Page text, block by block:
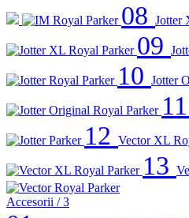
08 Jotter
09
10 Jotter
11
12 Vector XL
13
Accesorii / 3